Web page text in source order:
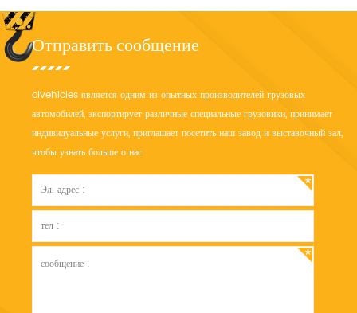
Отправить сообщение
clvehicles является одним из опытных производителей грузовых
автомобилей, экспортирует различные специальные грузовики, принимает
индивидуальные услуги, приглашает посетить наш завод и выставочный зал,
чтобы узнать больше о нас.